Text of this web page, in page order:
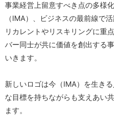
事業経営上留意すべき点の多様
（IMA）、ビジネスの最前線で
リカレントやリスキリングに重
バー同士が共に価値を創出する
いきます。
新しいロゴは今（IMA）を生き
な目標を持ちながらも支えあい
ます。